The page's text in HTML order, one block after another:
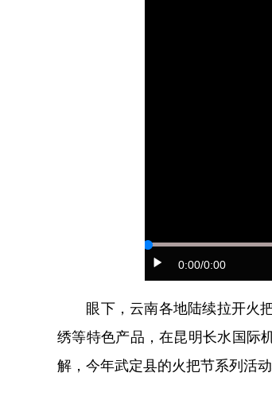
0:00/0:00
眼下，云南各地陆续拉开火把
绣等特色产品，在昆明长水国际
解，今年武定县的火把节系列活动